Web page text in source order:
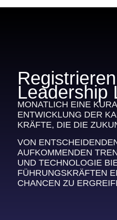
Leadership
MONATLICH EINE
ENTWICKLUNG DER
KRÄFTE, DIE DIE
VON
AUFKOMMENDEN
UND TECHNOLOGIE
FÜHRUNGSKRÄFTEN
CHANCEN ZU